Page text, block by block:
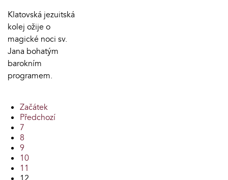
Klatovská jezuitská
kolej ožije o
magické noci sv.
Jana bohatým
barokním
programem.
Začátek
Předchozí
7
8
9
10
11